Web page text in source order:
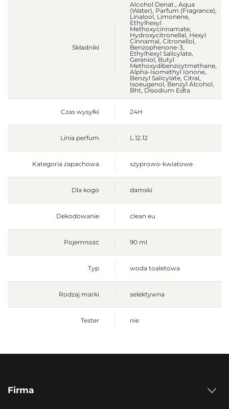
Składniki
Alcohol Denat., Aqua
(Water), Parfum (Fragrance),
Linalool, Limonene,
Ethylhexyl
Methoxycinnamate,
Hydroxycitronellal, Hexyl
Cinnamal, Citronellol,
Benzophenone-3,
Ethylhexyl Salicylate,
Geraniol, Butyl
Methoxydibenzoytmethane,
Alpha-Isomethyl Ionone,
Benzyl Salicylate, Citral,
Isoeugenol, Benzyl Alcohol,
Bht, Disodium Edta
Czas wysyłki 24H
Linia perfum L.12.12
Kategoria zapachowa szyprowo-kwiatowe
Dla kogo damski
Dekodowanie clean eu
Pojemność 90 ml
Typ woda toaletowa
Rodzaj marki selektywna
Tester nie
Firma